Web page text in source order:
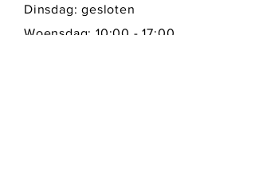
Dinsdag: gesloten
Woensdag: 10:00 - 17:00